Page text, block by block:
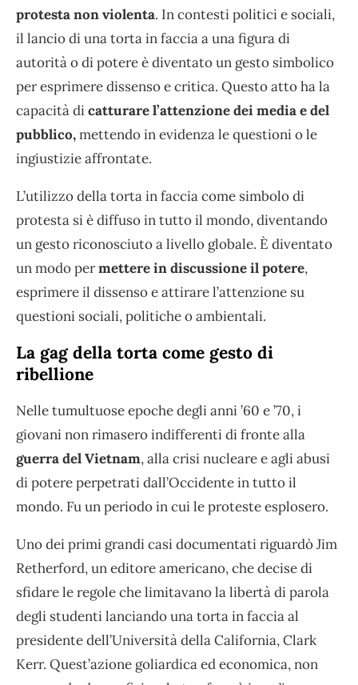
protesta non violenta. In contesti politici e sociali,
il lancio di una torta in faccia a una figura di
autorità o di potere è diventato un gesto simbolico
per esprimere dissenso e critica. Questo atto ha la
capacità dicatturare l’attenzione dei media e del
pubblico,mettendo in evidenza le questioni o le
ingiustizie affrontate.
L’utilizzo della torta in faccia come simbolo di
protesta si è diffuso in tutto il mondo, diventando
un gesto riconosciuto a livello globale. È diventato
un modo permettere in discussione il potere,
esprimere il dissenso e attirare l’attenzione su
questioni sociali, politiche o ambientali.
La gag della torta come gesto di
ribellione
Nelle tumultuose epoche degli anni ’60 e ’70, i
giovani non rimasero indifferenti di fronte alla
guerra del Vietnam, alla crisi nucleare e agli abusi
di potere perpetrati dall’Occidente in tutto il
mondo. Fu un periodo in cui le proteste esplosero.
Uno dei primi grandi casi documentati riguardò Jim
Retherford, un editore americano, che decise di
sfidare le regole che limitavano la libertà di parola
degli studenti lanciando una torta in faccia al
presidente dell’Università della California, Clark
Kerr. Quest’azione goliardica ed economica, non